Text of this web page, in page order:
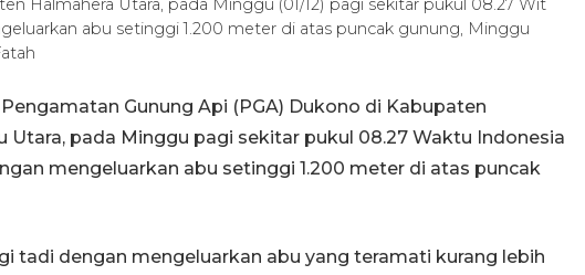
Halmahera Utara, pada Minggu (01/12) pagi sekitar pukul 08.27 Wit
abu setinggi 1.200 meter di atas puncak gunung, Minggu
Gunung Api (PGA) Dukono di Kabupaten
Utara, pada Minggu pagi sekitar pukul 08.27 Waktu Indonesia
mengeluarkan abu setinggi 1.200 meter di atas puncak
tadi dengan mengeluarkan abu yang teramati kurang lebih